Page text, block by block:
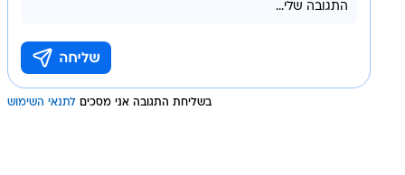
בשליחת התגובה אני מסכים לתנאי השימוש